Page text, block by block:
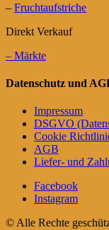
– Fruchtaufstriche
Direkt Verkauf
– Märkte
Datenschutz und
Impressum
DSGVO
Cookie
AGB
Liefer- und
Facebook
Instagram
© Alle Rechte